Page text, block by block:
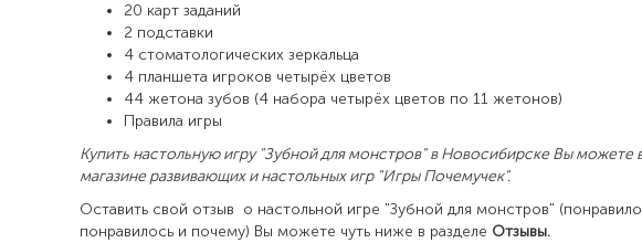
20 карт заданий
2 подставки
4 стоматологических зеркальца
4 планшета игроков четырёх цветов
44 жетона зубов (4 набора четырёх цветов по 11 жетонов)
Правила игры
Купить настольную игру "Зубной для монстров" в Новосибирске Вы можете
магазине развивающих и настольных игр "Игры Почемучек".
Оставить свой отзыв о настольной игре "Зубной для монстров"
понравилось и почему) Вы можете чуть ниже в разделе Отзывы.